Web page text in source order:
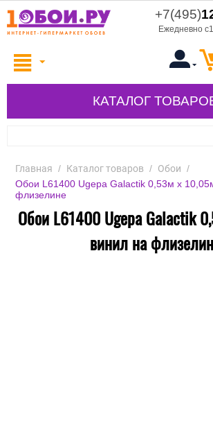
+7(495)
Ежедневно
КАТАЛОГ
Главная / Каталог товаров / Обои /
Обои L61400 Ugepa Galactik 0,53м x
флизелине
Обои L61400 Ugepa Galactik
винил на